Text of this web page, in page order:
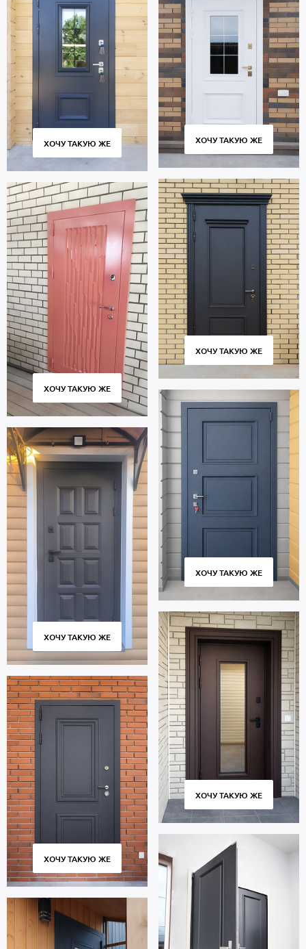
толщиной 2 мм. Изнутри отделка: МДФ. На двери установлены
замки 4-го класса защиты.
В полости створки находится утепление пеноплекс. Уплотнители
по периметру проема: 2 контура для дополнительной защиты от
посторонних звуков с улицы или из подъезда.
Дверь порошок рассчитана на длительную эксплуатацию и
сохраняет работоспособность в течение 10 тысяч циклов
открытия и закрытия створки. Современное оборудование,
постоянный контроль качества на всех этапах производства
обеспечивают плотное прилегание створки к коробке без
провисания и щелей.
Стоимость указана за стандартный размер 2000х800 мм.
Гарантия 5 лет.
Позвоните в отдел продаж или оставьте заявку на сайте, чтобы
заказать дверь под ваш размер. Бесплатный замер. Быстрое
изготовление. Доставка во все города и районы Москвы и
области, профессиональный монтаж.
ХОЧУ ТАКУЮ ЖЕ
ХОЧУ ТАКУЮ ЖЕ
ХОЧУ ТАКУЮ ЖЕ
ХОЧУ ТАКУЮ ЖЕ
ХОЧУ ТАКУЮ ЖЕ
ХОЧУ ТАКУЮ ЖЕ
ХОЧУ ТАКУЮ ЖЕ
ХОЧУ ТАКУЮ ЖЕ